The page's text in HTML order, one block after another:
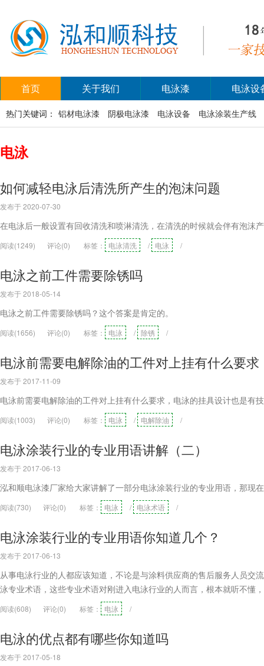
首页 关于我们 电泳漆 电泳设
热门关键词： 铝材电泳漆 阴极电泳漆 电泳设备 电泳涂装生产线
电泳
如何减轻电泳后清洗所产生的泡沫问题
发布于 2020-07-30
在电泳后一般设置有回收清洗和喷淋清洗，在清洗的时候就会伴有泡沫
阅读(1249) 评论(0) 标签： 电泳清洗 / 电泳 /
电泳之前工件需要除锈吗
发布于 2018-05-14
电泳之前工件需要除锈吗？这个答案是肯定的。
阅读(1656) 评论(0) 标签： 电泳 / 除锈 /
电泳前需要​电解除油的工件对上挂有什么要求
发布于 2017-11-09
电泳前需要​电解除油的工件对上挂有什么要求，电泳的挂具设计也是有
阅读(1003) 评论(0) 标签： 电泳 / 电解除油 /
电泳涂装行业的专业用语讲解（二）
发布于 2017-06-13
泓和顺电泳漆厂家给大家讲解了一部分电泳涂装行业的专业用语，那现
阅读(730) 评论(0) 标签： 电泳 / 电泳术语 /
电泳涂装行业的专业用语你知道几个？
发布于 2017-06-13
从事电泳行业的人都应该知道，不论是与涂料供应商的售后服务人员交
泳专业术语，这些专业术语对刚进入电泳行业的人而言，根本就听不懂
阅读(608) 评论(0) 标签： 电泳 /
电泳的优点都有哪些你知道吗
发布于 2017-05-18